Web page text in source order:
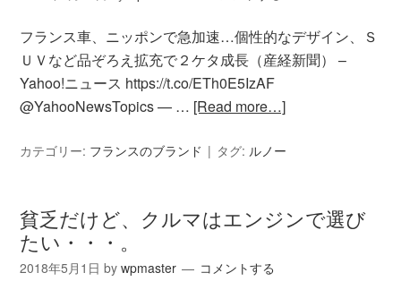
フランス車、ニッポンで急加速…個性的なデザイン、Ｓ
ＵＶなど品ぞろえ拡充で２ケタ成長（産経新聞） –
Yahoo!ニュース https://t.co/ETh0E5IzAF
@YahooNewsTopics — … [Read more…]
カテゴリー: フランスのブランド タグ: ルノー
貧乏だけど、クルマはエンジンで選び
たい・・・。
2018年5月1日 bywpmaster コメントする